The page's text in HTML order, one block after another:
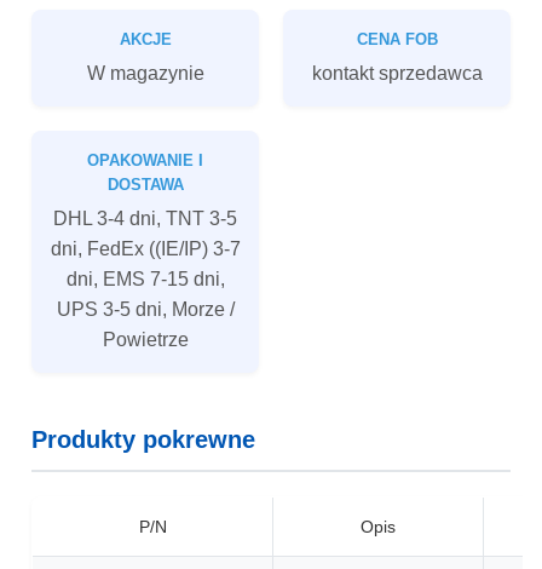
AKCJE
W magazynie
CENA FOB
kontakt sprzedawca
OPAKOWANIE I
DOSTAWA
DHL 3-4 dni, TNT 3-5
dni, FedEx ((IE/IP) 3-7
dni, EMS 7-15 dni,
UPS 3-5 dni, Morze /
Powietrze
Produkty pokrewne
P/N Opis